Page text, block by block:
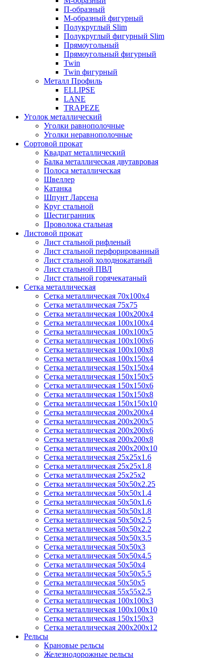
П-образный
М-образный фигурный
Полукруглый Slim
Полукруглый фигурный Slim
Прямоугольный
Прямоугольный фигурный
Twin
Twin фигурный
Металл Профиль
ELLIPSE
LАNE
TRAPEZE
Уголок металлический
Уголки равнополочные
Уголки неравнополочные
Сортовой прокат
Квадрат металлический
Балка металлическая двутавровая
Полоса металлическая
Швеллер
Катанка
Шпунт Ларсена
Круг стальной
Шестигранник
Проволока стальная
Листовой прокат
Лист стальной рифленый
Лист стальной перфорированный
Лист стальной холоднокатаный
Лист стальной ПВЛ
Лист стальной горячекатаный
Сетка металлическая
Сетка металлическая 70х100х4
Сетка металлическая 75х75
Сетка металлическая 100х200х4
Сетка металлическая 100х100х4
Сетка металлическая 100х100х5
Сетка металлическая 100х100х6
Сетка металлическая 100х100х8
Сетка металлическая 100х150х4
Сетка металлическая 150х150х4
Сетка металлическая 150х150х5
Сетка металлическая 150х150х6
Сетка металлическая 150х150х8
Сетка металлическая 150х150х10
Сетка металлическая 200х200х4
Сетка металлическая 200х200х5
Сетка металлическая 200х200x6
Сетка металлическая 200х200х8
Сетка металлическая 200х200х10
Сетка металлическая 25х25х1.6
Сетка металлическая 25х25х1.8
Сетка металлическая 25х25х2
Сетка металлическая 50х50х2.25
Сетка металлическая 50х50х1.4
Сетка металлическая 50х50х1.6
Сетка металлическая 50х50х1.8
Сетка металлическая 50х50х2.5
Сетка металлическая 50х50х2.2
Сетка металлическая 50х50х3.5
Сетка металлическая 50х50х3
Сетка металлическая 50х50х4.5
Сетка металлическая 50х50х4
Сетка металлическая 50х50х5.5
Сетка металлическая 50х50х5
Сетка металлическая 55х55х2.5
Сетка металлическая 100х100х3
Сетка металлическая 100х100х10
Сетка металлическая 150х150х3
Сетка металлическая 200х200х12
Рельсы
Крановые рельсы
Железнодорожные рельсы